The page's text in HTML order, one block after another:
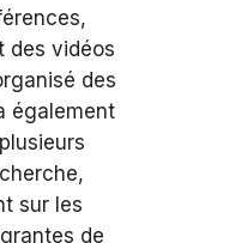
des vidéos
des
également
sur les
de